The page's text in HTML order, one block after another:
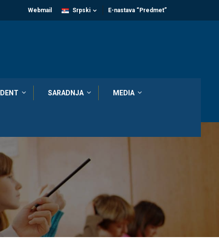
E-nastava “Predmet”
Srpski
Webmail
SARADNJA MEDIA